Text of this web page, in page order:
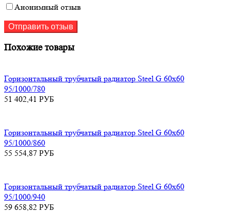
Анонимный отзыв
Похожие товары
Горизонтальный трубчатый радиатор Steel G 60х60
95/1000/780
51 402,41 РУБ
Горизонтальный трубчатый радиатор Steel G 60х60
95/1000/860
55 554,87 РУБ
Горизонтальный трубчатый радиатор Steel G 60х60
95/1000/940
59 658,82 РУБ